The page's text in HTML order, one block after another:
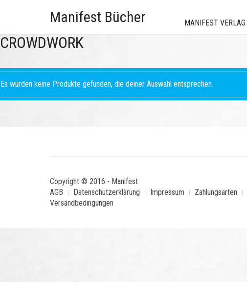
Manifest Bücher MANIFEST VERLAG
CROWDWORK
Es wurden keine Produkte gefunden, die deiner Auswahl entsprechen.
Copyright © 2016 - Manifest
AGB
Datenschutzerklärung Impressum Zahlungsarten
Versandbedingungen